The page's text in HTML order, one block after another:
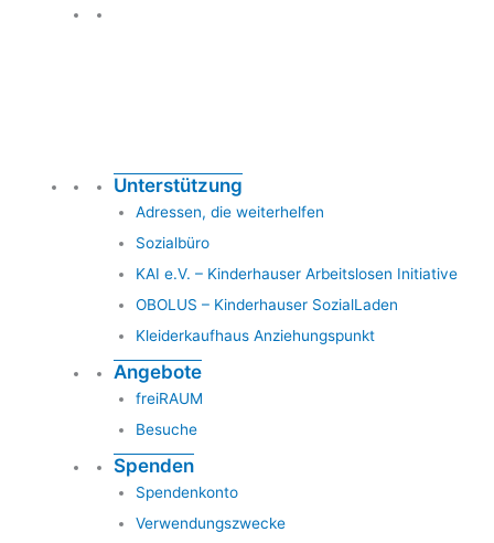
Unterstützung
Adressen, die weiterhelfen
Sozialbüro
KAI e.V. – Kinderhauser Arbeitslosen Initiative
OBOLUS – Kinderhauser SozialLaden
Kleiderkaufhaus Anziehungspunkt
Angebote
freiRAUM
Besuche
Spenden
Spendenkonto
Verwendungszwecke